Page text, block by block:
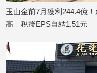
消
親
玉山金前7月獲利244.4億
高 稅後EPS自結1.51元